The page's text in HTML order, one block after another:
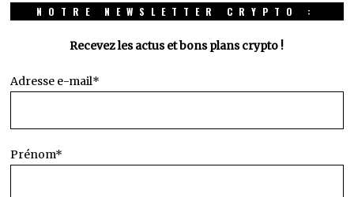
NOTRE NEWSLETTER CRYPTO :
Recevez les actus et bons plans crypto !
Adresse e-mail*
Prénom*